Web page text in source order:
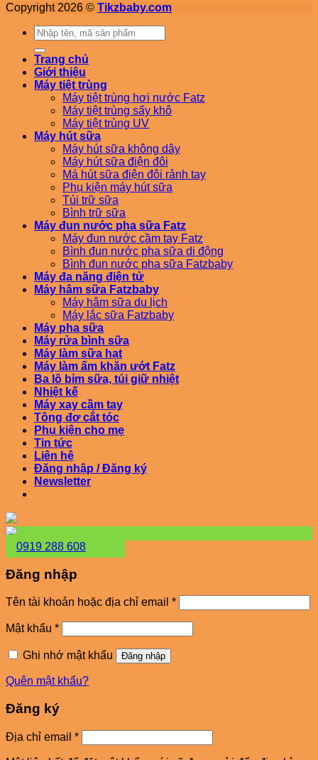
Copyright 2026 © Tikzbaby.com
Tìm
kiếm:
Trang chủ
Giới thiệu
Máy tiệt trùng
Máy tiệt trùng hơi nước Fatz
Máy tiệt trùng sấy khô
Máy tiệt trùng UV
Máy hút sữa
Máy hút sữa không dây
Máy hút sữa điện đôi
Má hút sữa điện đôi rảnh tay
Phụ kiện máy hút sữa
Túi trữ sữa
Bình trữ sữa
Máy đun nước pha sữa Fatz
Máy đun nước cầm tay Fatz
Bình đun nước pha sữa di động
Bình đun nước pha sữa Fatzbaby
Máy đa năng điện tử
Máy hâm sữa Fatzbaby
Máy hâm sữa du lịch
Máy lắc sữa Fatzbaby
Máy pha sữa
Máy rửa bình sữa
Máy làm sữa hạt
Máy làm ấm khăn ướt Fatz
Ba lô bỉm sữa, túi giữ nhiệt
Nhiệt kế
Máy xay cầm tay
Tông đơ cắt tóc
Phụ kiện cho mẹ
Tin tức
Liên hệ
Đăng nhập / Đăng ký
Newsletter
0919 288 608
Đăng nhập
Tên tài khoản hoặc địa chỉ email *Bắt
buộc
Mật khẩu *Bắt
buộc
Ghi nhớ mật khẩu
Đăng nhập
Quên mật khẩu?
Đăng ký
Địa chỉ email *Bắt
buộc